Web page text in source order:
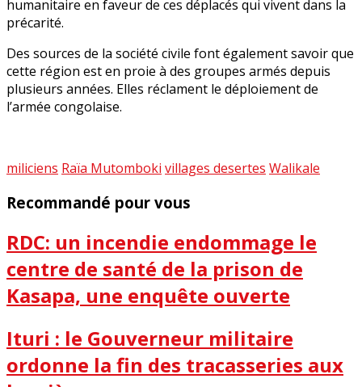
humanitaire en faveur de ces déplacés qui vivent dans la
précarité.
Des sources de la société civile font également savoir que
cette région est en proie à des groupes armés depuis
plusieurs années. Elles réclament le déploiement de
l’armée congolaise.
miliciens Raïa Mutomboki villages desertes Walikale
Recommandé pour vous
RDC: un incendie endommage le
centre de santé de la prison de
Kasapa, une enquête ouverte
Ituri : le Gouverneur militaire
ordonne la fin des tracasseries aux